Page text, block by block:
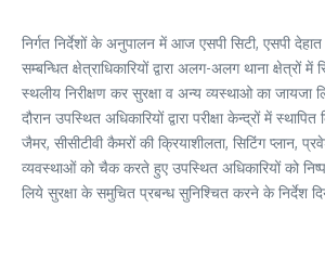
निर्गत निर्देशों के अनुपालन में आज एसपी सिटी, एसपी
सम्बन्धित क्षेत्राधिकारियों द्वारा अलग-अलग थाना क्षेत्रों में
स्थलीय निरीक्षण कर सुरक्षा व अन्य व्यस्थाओ का जायजा
दौरान उपस्थित अधिकारियों द्वारा परीक्षा केन्द्रों में
जैमर, सीसीटीवी कैमरों की क्रियाशीलता, सिटिंग प्लान,
व्यवस्थाओं को चैक करते हुए उपस्थित अधिकारियों को
लिये सुरक्षा के समुचित प्रबन्ध सुनिश्चित करने के निर्देश